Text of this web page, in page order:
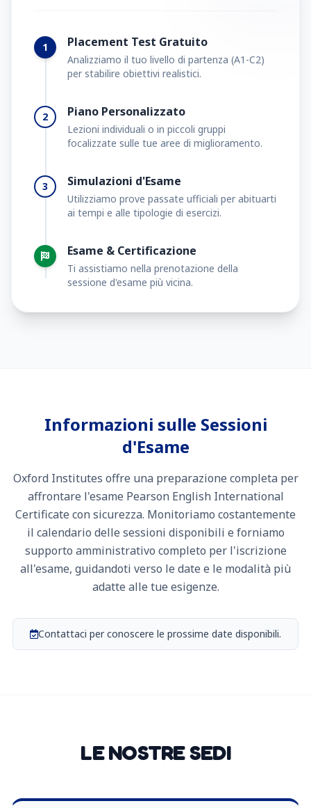
1 Placement Test Gratuito
Analizziamo il tuo livello di partenza (A1-C2)
per stabilire obiettivi realistici.
2 Piano Personalizzato
Lezioni individuali o in piccoli gruppi
focalizzate sulle tue aree di miglioramento.
3 Simulazioni d'Esame
Utilizziamo prove passate ufficiali per abituarti
ai tempi e alle tipologie di esercizi.
Esame & Certificazione
Ti assistiamo nella prenotazione della
sessione d'esame più vicina.
Informazioni sulle Sessioni
d'Esame
Oxford Institutes offre una preparazione completa per
affrontare l'esame Pearson English International
Certificate con sicurezza. Monitoriamo costantemente
il calendario delle sessioni disponibili e forniamo
supporto amministrativo completo per l'iscrizione
all'esame, guidandoti verso le date e le modalità più
adatte alle tue esigenze.
Contattaci per conoscere le prossime date disponibili.
LE NOSTRE SEDI